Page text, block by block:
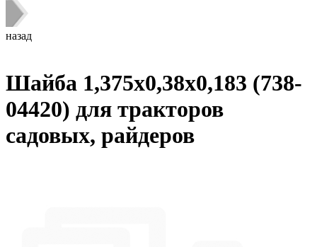
назад
Шайба 1,375х0,38х0,183 (738-
04420) для тракторов
садовых, райдеров